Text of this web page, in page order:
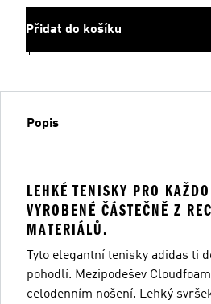
Přidat do košíku
Popis
LEHKÉ TENISKY PRO
VYROBENÉ ČÁSTEČNĚ Z
MATERIÁLŮ.
Tyto elegantní tenisky adidas ti
pohodlí. Mezipodešev
celodenním nošení. Lehký